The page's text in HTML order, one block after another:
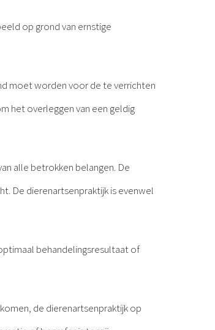
op grond van ernstige
moet worden voor de te verrichten
het overleggen van een geldig
alle betrokken belangen. De
De dierenartsenpraktijk is evenwel
behandelingsresultaat of
de dierenartsenpraktijk op